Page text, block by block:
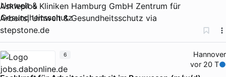
Asklepios Kliniken Hamburg GmbH Zentrum für
Arbeits, Umwelt & Gesundheitsschutz via
stepstone.de
Hannover
vor 20 T
6